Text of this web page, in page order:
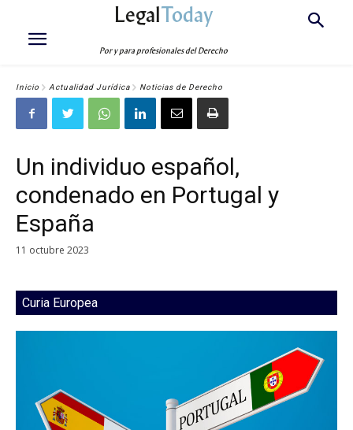
LegalToday
Por y para profesionales del Derecho
Inicio Actualidad Jurídica Noticias de Derecho
Un individuo español,
condenado en Portugal y
España
11 octubre 2023
Curia Europea